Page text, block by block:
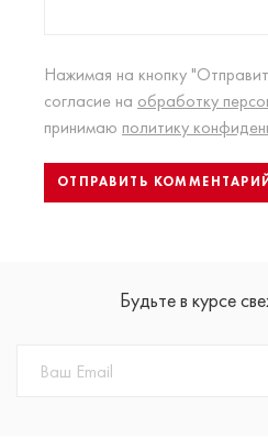
Нажимая на кнопку
согласие на обработку
принимаю политику
Будьте в курсе